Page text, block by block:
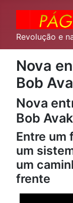
Revolução e
Nova
Bob
Nova
Bob
Entre um
um
um
frente